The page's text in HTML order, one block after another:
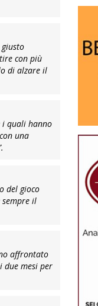
con più
di alzare il
i quali hanno
una
.
del gioco
il
affrontato
due mesi per